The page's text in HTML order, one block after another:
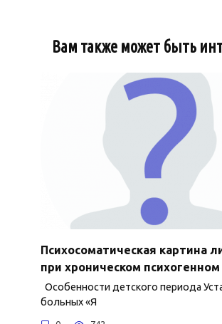
Вам также может быть
Психосоматическая картина
при хроническом психогенном
Особенности детского периода
больных «Я